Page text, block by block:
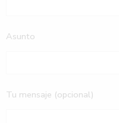
Asunto
Tu mensaje (opcional)